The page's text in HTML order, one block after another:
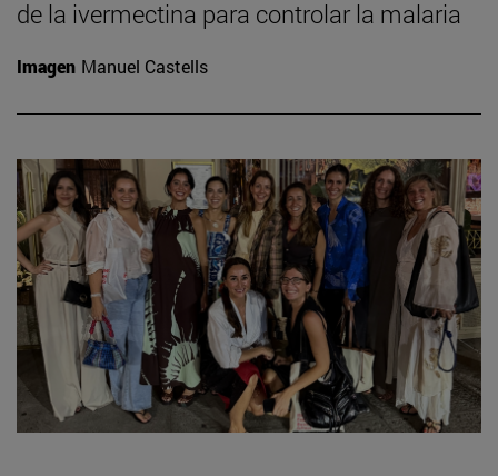
de la ivermectina para controlar la malaria
Imagen Manuel Castells